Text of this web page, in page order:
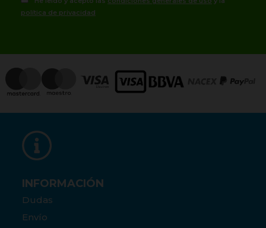
política de privacidad
INFORMACIÓN
Dudas
Envío